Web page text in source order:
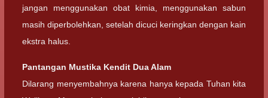
jangan menggunakan obat kimia, menggunakan sabun
masih diperbolehkan, setelah dicuci keringkan dengan kain
ekstra halus.
Pantangan Mustika Kendit Dua Alam
Dilarang menyembahnya karena hanya kepada Tuhan kita